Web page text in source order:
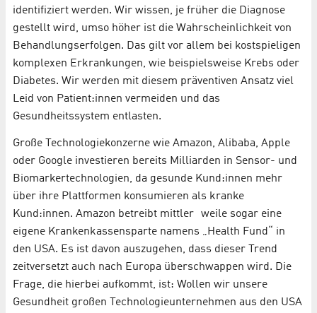
identifiziert werden. Wir wissen, je früher die Diagnose
gestellt wird, umso höher ist die Wahrscheinlichkeit von
Behandlungserfolgen. Das gilt vor allem bei kostspieligen
komplexen Erkrankungen, wie beispielsweise Krebs oder
Diabetes. Wir werden mit diesem präventiven Ansatz viel
Leid von Patient:innen vermeiden und das
Gesundheitssystem entlasten.
Große Technologiekonzerne wie Amazon, Alibaba, Apple
oder Google investieren bereits Milliarden in Sensor- und
Biomarkertechnologien, da gesunde Kund:innen mehr
über ihre Plattformen konsumieren als kranke
Kund:innen. Amazon betreibt mittler weile sogar eine
eigene Krankenkassensparte namens „Health Fund“ in
den USA. Es ist davon auszugehen, dass dieser Trend
zeitversetzt auch nach Europa überschwappen wird. Die
Frage, die hierbei aufkommt, ist: Wollen wir unsere
Gesundheit großen Technologieunternehmen aus den USA